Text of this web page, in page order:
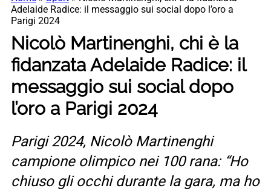
Adelaide Radice: il messaggio sui social dopo l’oro a
Parigi 2024
Nicolò Martinenghi, chi è la
fidanzata Adelaide Radice: il
messaggio sui social dopo
l’oro a Parigi 2024
Parigi 2024, Nicolò Martinenghi
campione olimpico nei 100 rana: “Ho
chiuso gli occhi durante la gara, ma ho